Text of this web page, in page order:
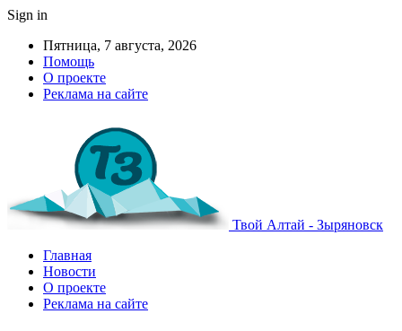
Sign in
Пятница, 7 августа, 2026
Помощь
О проекте
Реклама на сайте
Твой Алтай - Зыряновск
Главная
Новости
О проекте
Реклама на сайте